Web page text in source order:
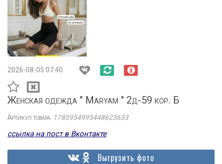
2026-08-05 07:40
Женская одежда " Maryam " 2д-59 кор. Б
Артикул товара: 1785954995448623633
ссылка на пост в Вконтакте
Выгрузить фото